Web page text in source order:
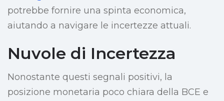
potrebbe fornire una spinta economica,
aiutando a navigare le incertezze attuali.
Nuvole di Incertezza
Nonostante questi segnali positivi, la
posizione monetaria poco chiara della BCE e